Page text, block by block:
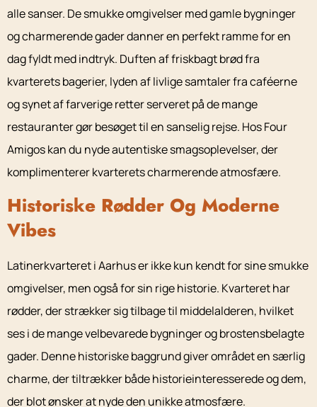
alle sanser. De smukke omgivelser med gamle bygninger
og charmerende gader danner en perfekt ramme for en
dag fyldt med indtryk. Duften af friskbagt brød fra
kvarterets bagerier, lyden af livlige samtaler fra caféerne
og synet af farverige retter serveret på de mange
restauranter gør besøget til en sanselig rejse. Hos Four
Amigos kan du nyde autentiske smagsoplevelser, der
komplimenterer kvarterets charmerende atmosfære.
Historiske Rødder Og Moderne
Vibes
Latinerkvarteret i Aarhus er ikke kun kendt for sine smukke
omgivelser, men også for sin rige historie. Kvarteret har
rødder, der strækker sig tilbage til middelalderen, hvilket
ses i de mange velbevarede bygninger og brostensbelagte
gader. Denne historiske baggrund giver området en særlig
charme, der tiltrækker både historieinteresserede og dem,
der blot ønsker at nyde den unikke atmosfære.